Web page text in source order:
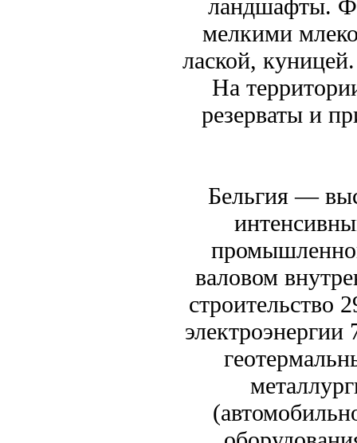
ландшафты.
мелкими
лаской,
На
резерваты и
Бельгия —
валовом
строительство